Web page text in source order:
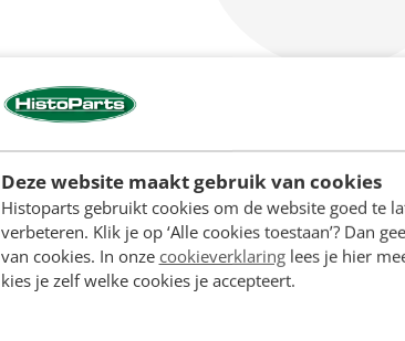
Deze website maakt gebruik van cookies
Histoparts gebruikt cookies om de website goed te
verbeteren. Klik je op ‘Alle cookies toestaan’? Dan
van cookies. In onze cookieverklaringlees je hier
kies je zelf welke cookies je accepteert.